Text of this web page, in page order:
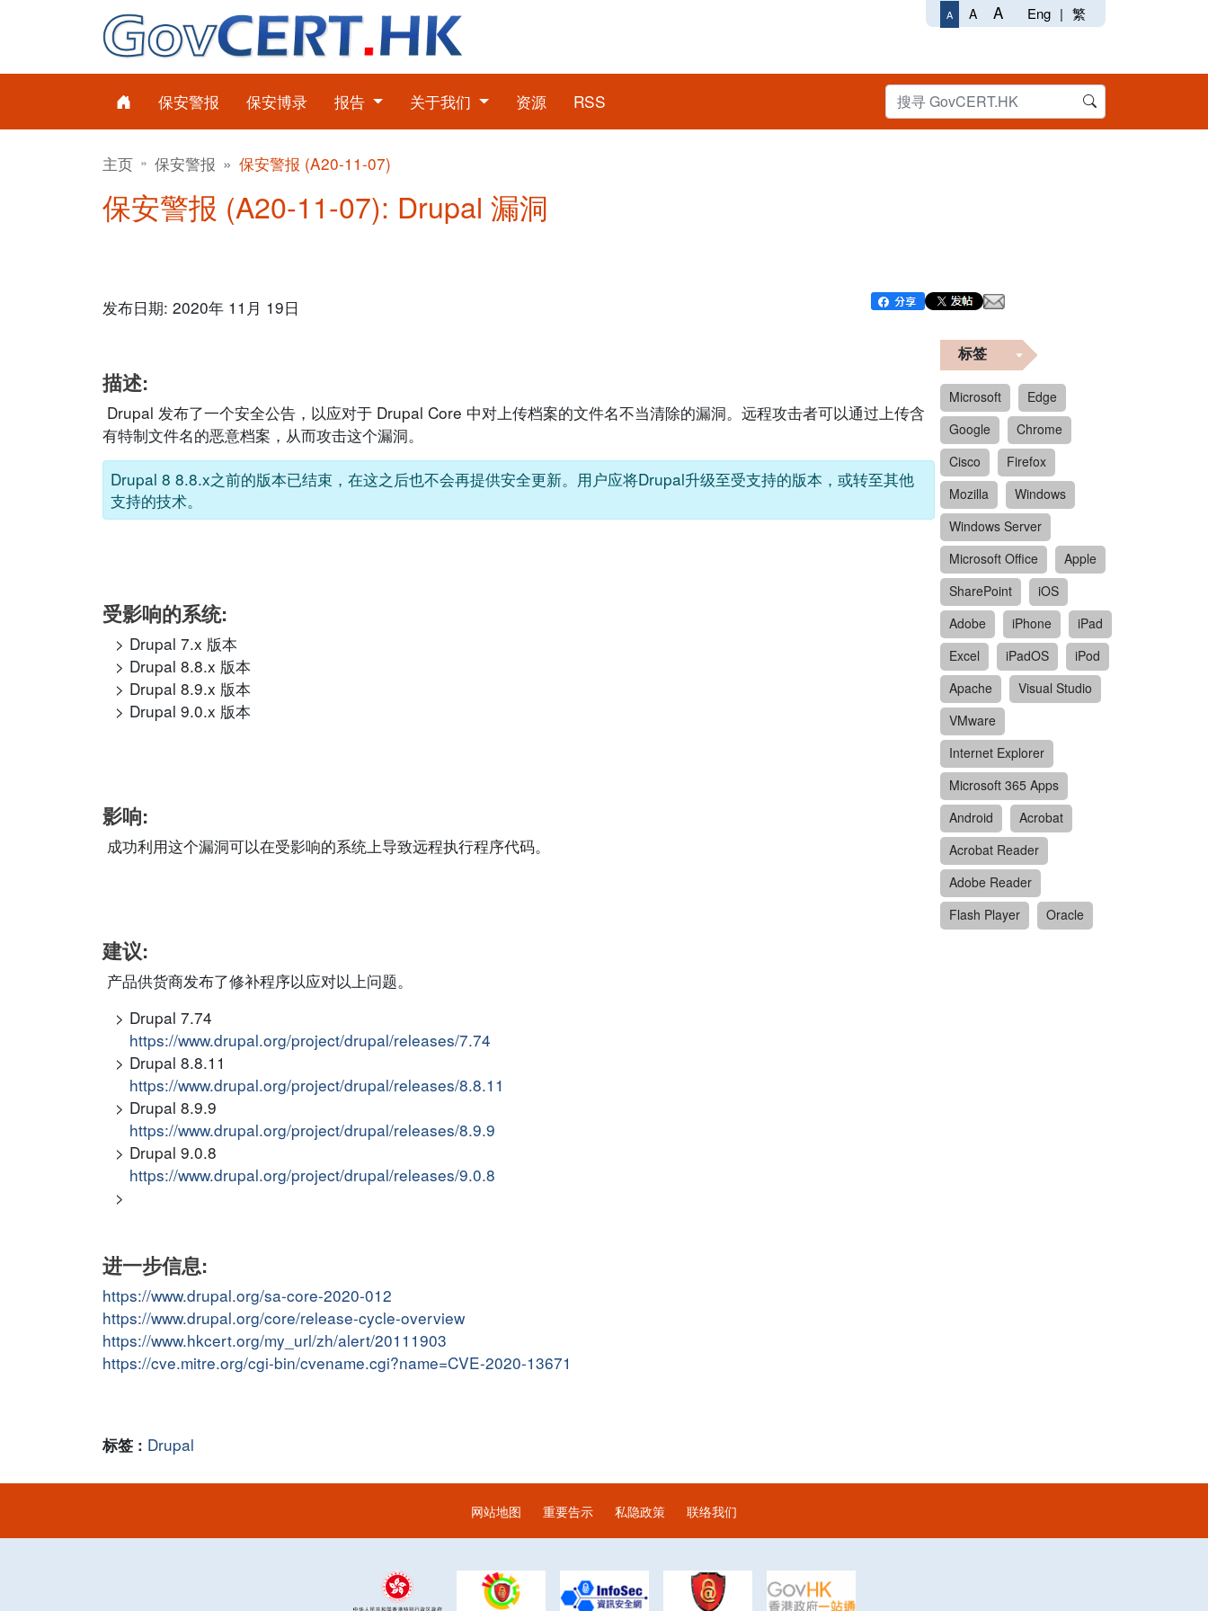
A A A Eng | 繁
保安警报 保安博录 报告 关于我们 资源 RSS
主页 保安警报 保安警报 (A20-11-07)
保安警报 (A20-11-07): Drupal 漏洞
发布日期: 2020年 11月 19日
描述:
Drupal 发布了一个安全公告，以应对于 Drupal Core 中对上传档案的文件名不当清除的漏洞。远程攻击者可以通过上传含
有特制文件名的恶意档案，从而攻击这个漏洞。
Drupal 8 8.8.x之前的版本已结束，在这之后也不会再提供安全更新。用户应将Drupal升级至受支持的版本，或转至其他
支持的技术。
受影响的系统:
Drupal 7.x 版本
Drupal 8.8.x 版本
Drupal 8.9.x 版本
Drupal 9.0.x 版本
影响:
成功利用这个漏洞可以在受影响的系统上导致远程执行程序代码。
建议:
产品供货商发布了修补程序以应对以上问题。
Drupal 7.74
https://www.drupal.org/project/drupal/releases/7.74
Drupal 8.8.11
https://www.drupal.org/project/drupal/releases/8.8.11
Drupal 8.9.9
https://www.drupal.org/project/drupal/releases/8.9.9
Drupal 9.0.8
https://www.drupal.org/project/drupal/releases/9.0.8
进一步信息:
https://www.drupal.org/sa-core-2020-012
https://www.drupal.org/core/release-cycle-overview
https://www.hkcert.org/my_url/zh/alert/20111903
https://cve.mitre.org/cgi-bin/cvename.cgi?name=CVE-2020-13671
标签 : Drupal
标签
Microsoft
Edge
Google
Chrome
Cisco
Firefox
Mozilla
Windows
Windows Server
Microsoft Office
Apple
SharePoint
iOS
Adobe
iPhone
iPad
Excel
iPadOS
iPod
Apache
Visual Studio
VMware
Internet Explorer
Microsoft 365 Apps
Android
Acrobat
Acrobat Reader
Adobe Reader
Flash Player
Oracle
网站地图 重要告示 私隐政策 联络我们